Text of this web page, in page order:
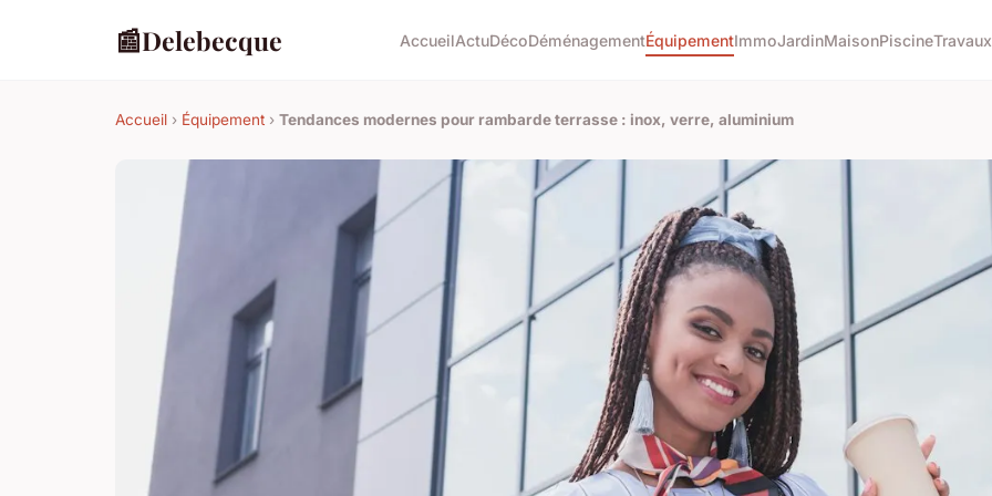
📰Delebecque AccueilActuDécoDéménagementÉquipementImmoJardinMaisonPiscineTravaux
Accueil › Équipement › Tendances modernes pour rambarde terrasse : inox, verre, aluminium